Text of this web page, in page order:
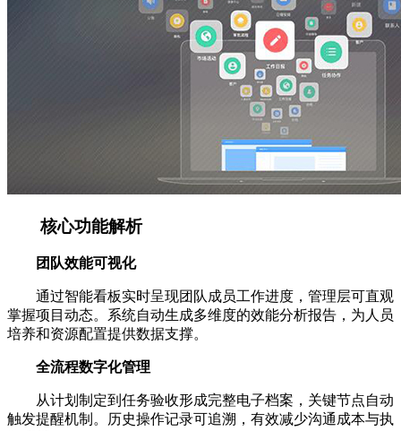
核心功能解析
团队效能可视化
通过智能看板实时呈现团队成员工作进度，管理层可直观
掌握项目动态。系统自动生成多维度的效能分析报告，为人员
培养和资源配置提供数据支撑。
全流程数字化管理
从计划制定到任务验收形成完整电子档案，关键节点自动
触发提醒机制。历史操作记录可追溯，有效减少沟通成本与执